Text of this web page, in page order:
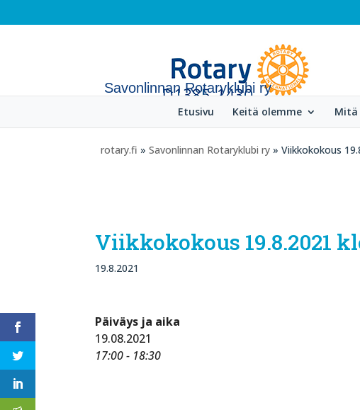
Savonlinnan Rotaryklubi ry
Etusivu Keitä olemme Mitä
rotary.fi » Savonlinnan Rotaryklubi ry » Viikkokokous
Viikkokokous 19.8.2021
19.8.2021
Päiväys ja aika
19.08.2021
17:00 - 18:30